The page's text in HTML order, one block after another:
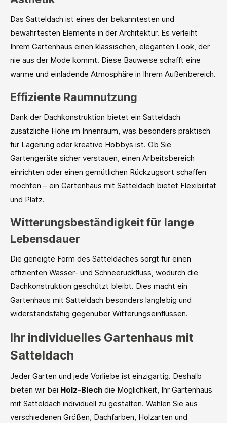
Das Satteldach ist eines der bekanntesten und
bewährtesten Elemente in der Architektur. Es verleiht
Ihrem Gartenhaus einen klassischen, eleganten Look, der
nie aus der Mode kommt. Diese Bauweise schafft eine
warme und einladende Atmosphäre in Ihrem Außenbereich.
Effiziente Raumnutzung
Dank der Dachkonstruktion bietet ein Satteldach
zusätzliche Höhe im Innenraum, was besonders praktisch
für Lagerung oder kreative Hobbys ist. Ob Sie
Gartengeräte sicher verstauen, einen Arbeitsbereich
einrichten oder einen gemütlichen Rückzugsort schaffen
möchten – ein Gartenhaus mit Satteldach bietet Flexibilität
und Platz.
Witterungsbeständigkeit für lange
Lebensdauer
Die geneigte Form des Satteldaches sorgt für einen
effizienten Wasser- und Schneerückfluss, wodurch die
Dachkonstruktion geschützt bleibt. Dies macht ein
Gartenhaus mit Satteldach besonders langlebig und
widerstandsfähig gegenüber Witterungseinflüssen.
Ihr individuelles Gartenhaus mit
Satteldach
Jeder Garten und jede Vorliebe ist einzigartig. Deshalb
bieten wir bei Holz-Blech die Möglichkeit, Ihr Gartenhaus
mit Satteldach individuell zu gestalten. Wählen Sie aus
verschiedenen Größen, Dachfarben, Holzarten und